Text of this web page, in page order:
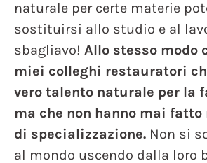
naturale per certe materie
sostituirsi allo studio e al
sbagliavo! Allo stesso modo
miei colleghi restauratori
vero talento naturale per la
ma che non hanno mai fatto
di specializzazione. Non si
al mondo uscendo dalla loro